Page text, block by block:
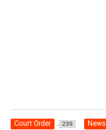
Court Order 239 News